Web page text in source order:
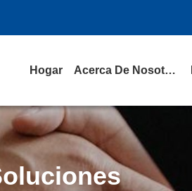
Hogar Acerca De Nosotros